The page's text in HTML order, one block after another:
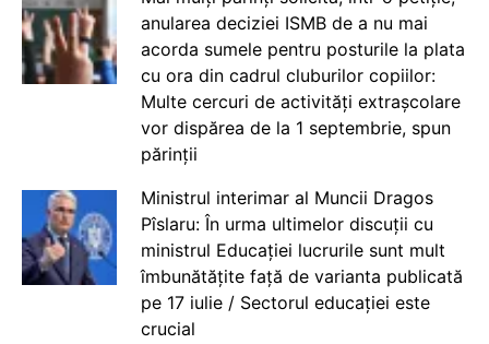
anularea deciziei ISMB de a nu mai
acorda sumele pentru posturile la plata
cu ora din cadrul cluburilor copiilor:
Multe cercuri de activități extrașcolare
vor dispărea de la 1 septembrie, spun
părinții
Ministrul interimar al Muncii Dragos
Pîslaru: În urma ultimelor discuții cu
ministrul Educației lucrurile sunt mult
îmbunătățite față de varianta publicată
pe 17 iulie / Sectorul educației este
crucial